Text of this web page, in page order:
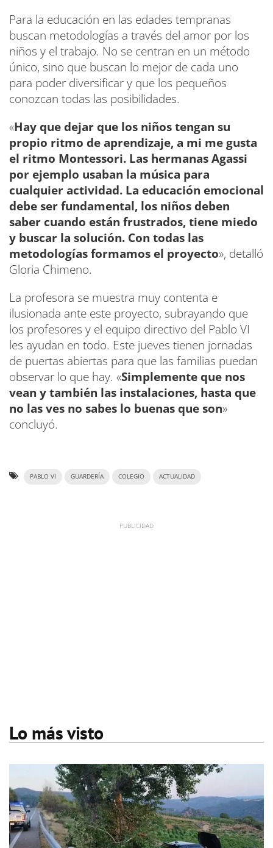
Para la educación en las edades tempranas
buscan metodologías a través del amor por los
niños y el trabajo. No se centran en un método
único, sino que buscan lo mejor de cada uno
para poder diversificar y que los pequeños
conozcan todas las posibilidades.
«Hay que dejar que los niños tengan su
propio ritmo de aprendizaje, a mi me gusta
el ritmo Montessori. Las hermanas Agassi
por ejemplo usaban la música para
cualquier actividad. La educación emocional
debe ser fundamental, los niños deben
saber cuando están frustrados, tiene miedo
y buscar la solución. Con todas las
metodologías formamos el proyecto», detalló
Gloria Chimeno.
La profesora se muestra muy contenta e
ilusionada ante este proyecto, subrayando que
los profesores y el equipo directivo del Pablo VI
les ayudan en todo. Este jueves tienen jornadas
de puertas abiertas para que las familias puedan
observar lo que hay. «Simplemente que nos
vean y también las instalaciones, hasta que
no las ves no sabes lo buenas que son»
concluyó.
PABLO VI GUARDERÍA COLEGIO ACTUALIDAD
Lo más visto